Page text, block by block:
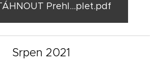
Prehl...plet.pdf
Srpen 2021